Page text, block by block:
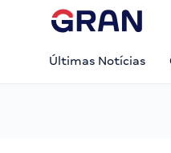
Últimas Notícias